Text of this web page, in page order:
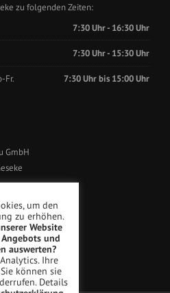
zu folgenden Zeiten:
7:30 Uhr - 16:30 Uhr
7:30 Uhr - 15:30 Uhr
Fr. 7:30 Uhr bis 15:00 Uhr
GmbH
um den
zu erhöhen.
Website
und
auswerten?
Ihre
können sie
Details